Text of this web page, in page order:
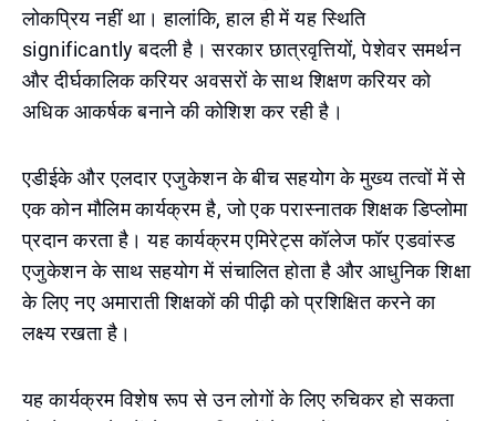
लोकप्रिय नहीं था। हालांकि, हाल ही में यह स्थिति
significantly बदली है। सरकार छात्रवृत्तियों, पेशेवर समर्थन
और दीर्घकालिक करियर अवसरों के साथ शिक्षण करियर को
अधिक आकर्षक बनाने की कोशिश कर रही है।
एडीईके और एलदार एजुकेशन के बीच सहयोग के मुख्य तत्वों में से
एक कोन मौलिम कार्यक्रम है, जो एक परास्नातक शिक्षक डिप्लोमा
प्रदान करता है। यह कार्यक्रम एमिरेट्स कॉलेज फॉर एडवांस्ड
एजुकेशन के साथ सहयोग में संचालित होता है और आधुनिक शिक्षा
के लिए नए अमाराती शिक्षकों की पीढ़ी को प्रशिक्षित करने का
लक्ष्य रखता है।
यह कार्यक्रम विशेष रूप से उन लोगों के लिए रुचिकर हो सकता